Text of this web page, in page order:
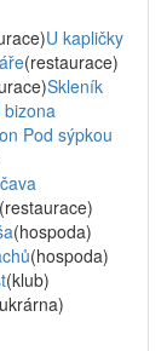
U kapličky
(restaurace)
Skleník
bizona
Pod sýpkou
(restaurace)
(hospoda)
(hospoda)
(klub)